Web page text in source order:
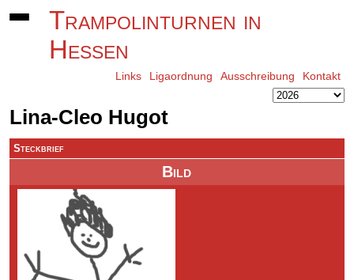
Trampolinturnen in
Hessen
Links Ligaordnung Ausschreibung Kontakt
Lina-Cleo Hugot
Bild
Steckbrief